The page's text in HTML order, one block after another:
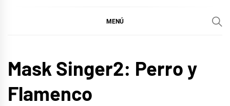
MENÚ
SERIES
Y TV
MÚSICA
Mask Singer2: Perro y
Flamenco